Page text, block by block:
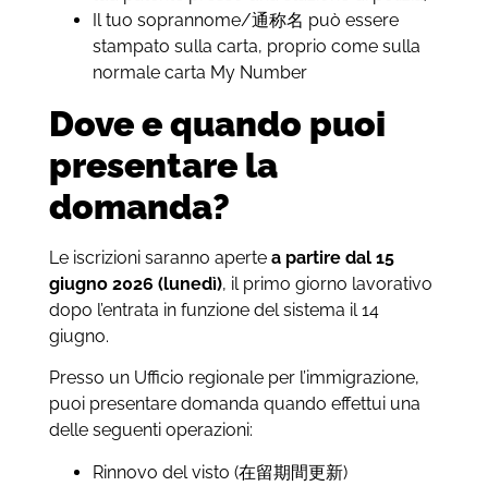
Il tuo soprannome/通称名 può essere
stampato sulla carta, proprio come sulla
normale carta My Number
Dove e quando puoi
presentare la
domanda?
Le iscrizioni saranno aperte a partire dal 15
giugno 2026 (lunedì), il primo giorno lavorativo
dopo l’entrata in funzione del sistema il 14
giugno.
Presso un Ufficio regionale per l’immigrazione,
puoi presentare domanda quando effettui una
delle seguenti operazioni:
Rinnovo del visto (在留期間更新)